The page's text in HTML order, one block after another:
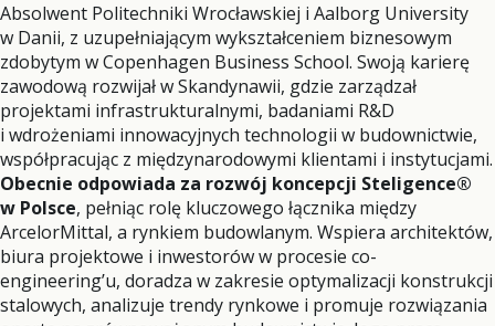
Absolwent Politechniki Wrocławskiej i Aalborg University
w Danii, z uzupełniającym wykształceniem biznesowym
zdobytym w Copenhagen Business School. Swoją karierę
zawodową rozwijał w Skandynawii, gdzie zarządzał
projektami infrastrukturalnymi, badaniami R&D
i wdrożeniami innowacyjnych technologii w budownictwie,
współpracując z międzynarodowymi klientami i instytucjami.
Obecnie odpowiada za rozwój koncepcji Steligence®
w Polsce, pełniąc rolę kluczowego łącznika między
ArcelorMittal, a rynkiem budowlanym. Wspiera architektów,
biura projektowe i inwestorów w procesie co-
engineering’u, doradza w zakresie optymalizacji konstrukcji
stalowych, analizuje trendy rynkowe i promuje rozwiązania